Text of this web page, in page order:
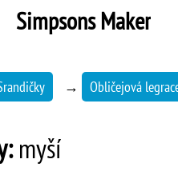
Simpsons Maker
→ Obličejová
myší